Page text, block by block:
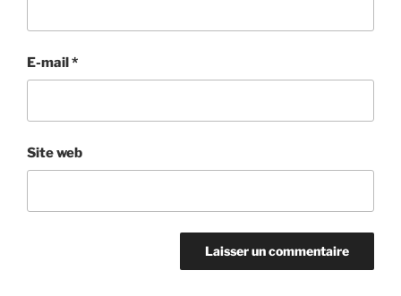
E-mail*
Site web